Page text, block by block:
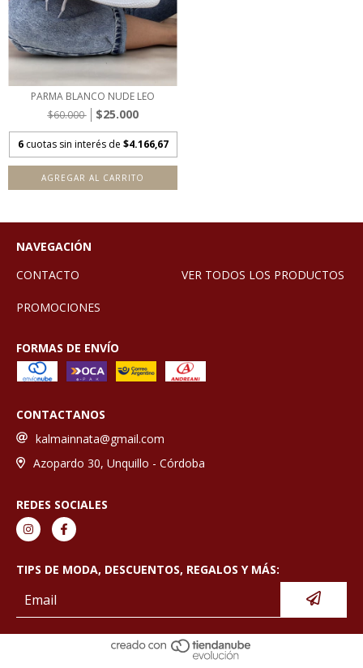
PARMA BLANCO NUDE LEO
$60.000
$25.000
6 cuotas sin interés de $4.166,67
AGREGAR AL CARRITO
NAVEGACIÓN
CONTACTO
VER TODOS LOS PRODUCTOS
PROMOCIONES
FORMAS DE ENVÍO
CONTACTANOS
kalmainnata@gmail.com
Azopardo 30, Unquillo - Córdoba
REDES SOCIALES
TIPS DE MODA, DESCUENTOS, REGALOS Y MÁS: